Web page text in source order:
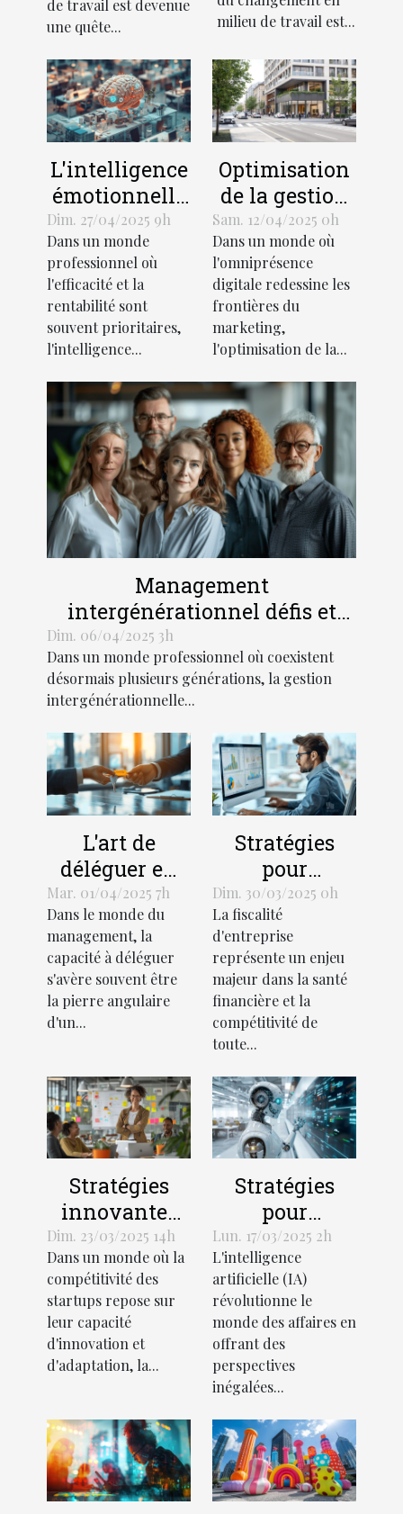
productivité
de travail est devenue
une quête...
douceur
milieu de travail est...
L'intelligence
émotionnelle
au service du
management
comment
l'appliquer
efficacement
Dim. 27/04/2025 9h
Dans un monde
professionnel où
l'efficacité et la
rentabilité sont
souvent prioritaires,
l'intelligence...
Optimisation
de la gestion
de sites
multiples
pour
renforcer
l'identité de
marque
Sam. 12/04/2025 0h
Dans un monde où
l'omniprésence
digitale redessine les
frontières du
marketing,
l'optimisation de la...
Management
intergénérationnel défis et
solutions pour une
collaboration harmonieuse
Dim. 06/04/2025 3h
Dans un monde professionnel où coexistent
désormais plusieurs générations, la gestion
intergénérationnelle...
L'art de
déléguer en
management
les clés pour
un leadership
efficace et une
équipe
autonome
Mar. 01/04/2025 7h
Dans le monde du
management, la
capacité à déléguer
s'avère souvent être
la pierre angulaire
d'un...
Stratégies
pour
optimiser la
gestion fiscale
des
entreprises
Dim. 30/03/2025 0h
La fiscalité
d'entreprise
représente un enjeu
majeur dans la santé
financière et la
compétitivité de
toute...
Stratégies
innovantes
de gestion
d'équipe en
startup pour
stimuler la
croissance
Dim. 23/03/2025 14h
Dans un monde où la
compétitivité des
startups repose sur
leur capacité
d'innovation et
d'adaptation, la...
Stratégies
pour
optimiser
l'utilisation
de l'IA dans
les processus
d'affaires
Lun. 17/03/2025 2h
L'intelligence
artificielle (IA)
révolutionne le
monde des affaires en
offrant des
perspectives
inégalées...